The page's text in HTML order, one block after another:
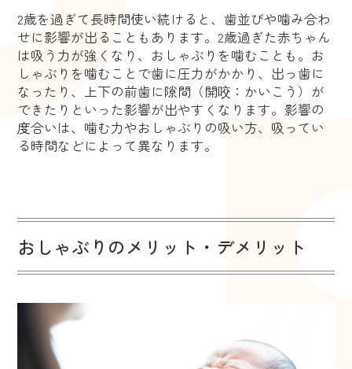
2歳を過ぎて長時間使い続けると、歯並びや噛み合わ
せに影響が出ることもあります。2歳過ぎた赤ちゃん
は吸う力が強くなり、おしゃぶりを噛むことも。お
しゃぶりを噛むことで歯に圧力がかかり、出っ歯に
なったり、上下の前歯に隙間（開咬：かいこう）が
できたりといった影響が出やすくなります。影響の
度合いは、噛む力やおしゃぶりの吸い方、吸ってい
る時間などによって異なります。
おしゃぶりのメリット・デメリット